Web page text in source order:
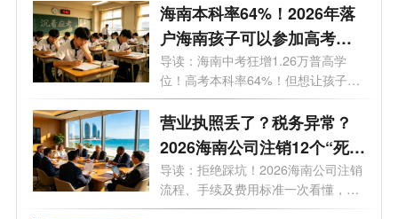
海南本科率64%！2026年落
户海南孩子可以参加高考
吗？答案来了！
导读：海南中考狂增1.26万普高学
位！高考本科率64%！但想让孩子来
海南高考...
营业执照丢了？税务异常？
2026海南公司注销12个“死
结”一次性解开，海南老板速
藏！
导读：拒绝踩坑！2026海南公司注销
流程、手续及费用标准一次看懂，少
走弯...